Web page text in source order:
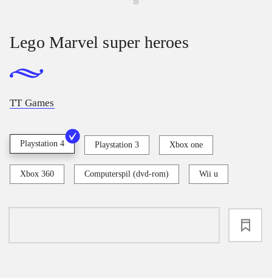
Lego Marvel super heroes
TT Games
Playstation 4 Playstation 3 Xbox one
Xbox 360 Computerspil (dvd-rom) Wii u